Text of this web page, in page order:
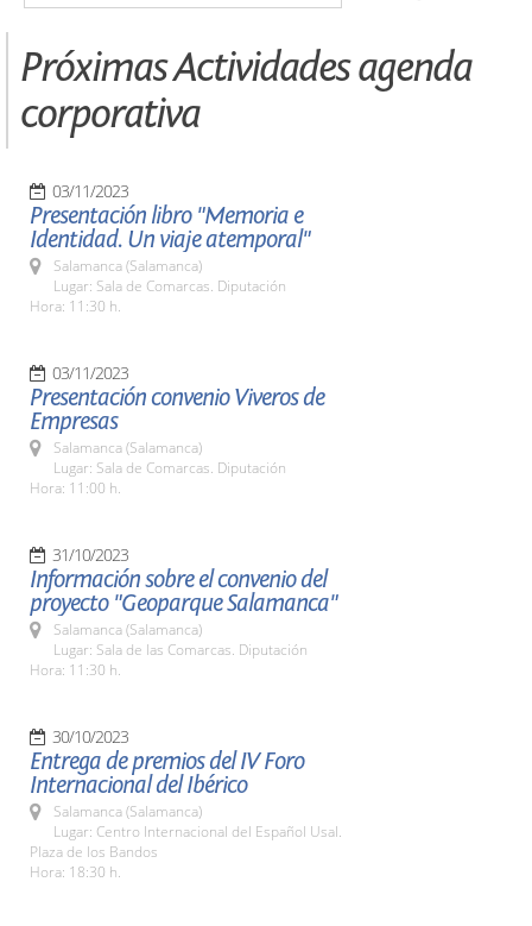
Próximas Actividades agenda
corporativa
03/11/2023
Presentación libro "Memoria e
Identidad. Un viaje atemporal"
Salamanca (Salamanca)
Lugar: Sala de Comarcas. Diputación
Hora: 11:30 h.
03/11/2023
Presentación convenio Viveros de
Empresas
Salamanca (Salamanca)
Lugar: Sala de Comarcas. Diputación
Hora: 11:00 h.
31/10/2023
Información sobre el convenio del
proyecto "Geoparque Salamanca"
Salamanca (Salamanca)
Lugar: Sala de las Comarcas. Diputación
Hora: 11:30 h.
30/10/2023
Entrega de premios del IV Foro
Internacional del Ibérico
Salamanca (Salamanca)
Lugar: Centro Internacional del Español Usal.
Plaza de los Bandos
Hora: 18:30 h.